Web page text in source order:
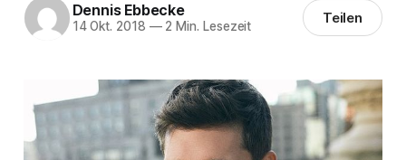
Dennis Ebbecke
14 Okt. 2018 —2 Min. Lesezeit Teilen